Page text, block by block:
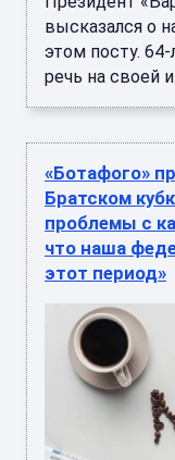
высказался о
этом посту.
речь на своей
«Ботафого»
Братском
проблемы с
что наша
этот период»